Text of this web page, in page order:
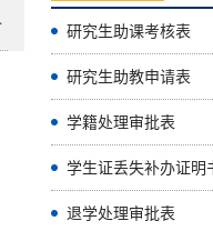
研究生助课考核表
研究生助教申请表
学籍处理审批表
学生证丢失补办证明
退学处理审批表